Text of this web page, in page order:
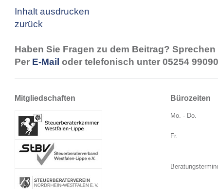
Inhalt ausdrucken
zurück
Haben Sie Fragen zu dem Beitrag?
Per E-Mail oder telefonisch unter 05254
Mitgliedschaften Bürozeiten
Mo. - Do.
Fr.